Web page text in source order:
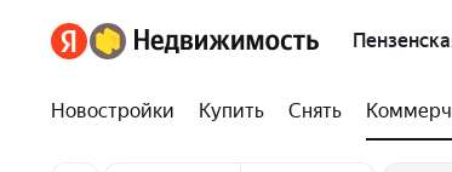
Новостройки Купить Снять